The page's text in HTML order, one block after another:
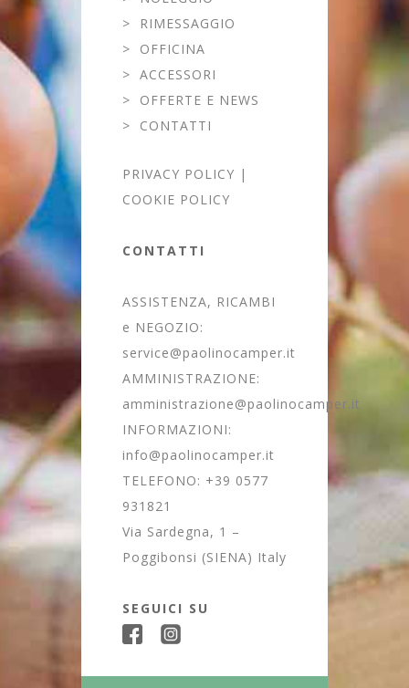
>
RIMESSAGGIO
> OFFICINA
> ACCESSORI
> OFFERTE E NEWS
> CONTATTI
PRIVACY POLICY |
COOKIE POLICY
CONTATTI
ASSISTENZA, RICAMBI
e NEGOZIO:
service@paolinocamper.it
AMMINISTRAZIONE:
amministrazione@paolinocamper.it
INFORMAZIONI:
info@paolinocamper.it
TELEFONO: +39 0577
931821
Via Sardegna, 1 –
Poggibonsi (SIENA) Italy
SEGUICI SU